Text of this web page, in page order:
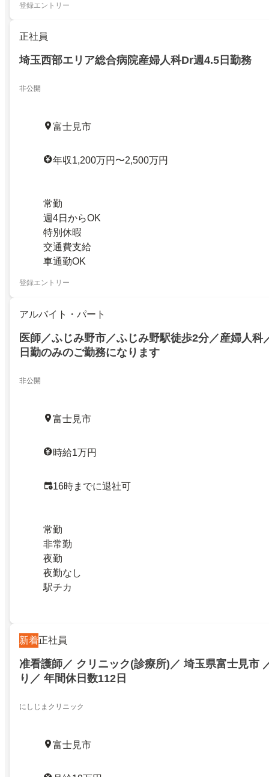
登録エントリー
正社員
埼玉西部エリア総合病院産婦人科Dr週4.5日勤務
非公開
富士見市
年収1,200万円〜2,500万円
常勤
週4日からOK
特別休暇
交通費支給
車通勤OK
登録エントリー
アルバイト・パート
医師／ふじみ野市／ふじみ野駅徒歩2分／産婦人科
日勤のみのご勤務になります
非公開
富士見市
時給1万円
16時までに退社可
常勤
非常勤
夜勤
夜勤なし
駅チカ
新着正社員
准看護師／ クリニック(診療所)／ 埼玉県富士見市
り／ 年間休日数112日
にしじまクリニック
富士見市